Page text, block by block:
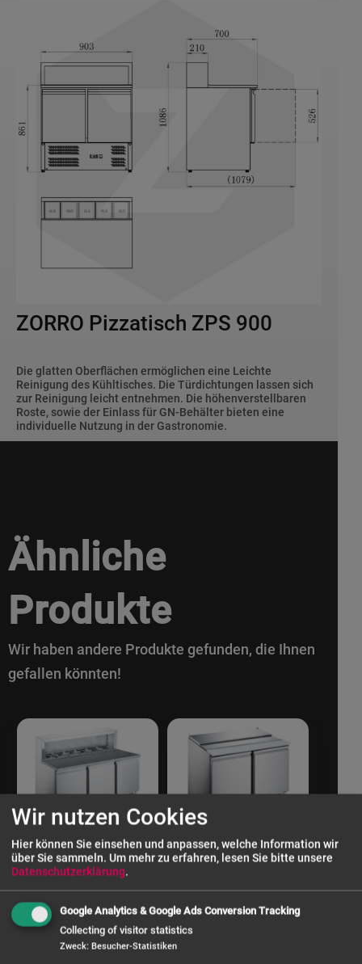
ZORRO Pizzatisch ZPS 900
Die glatten Oberflächen ermöglichen eine Leichte
Reinigung des Kühltisches. Die Türdichtungen lassen sich
zur Reinigung leicht entnehmen. Die höhenverstellbaren
Roste, sowie der Einlass für GN-Behälter bieten eine
individuelle Nutzung in der Gastronomie.
Ähnliche
Produkte
Wir haben andere Produkte gefunden, die Ihnen
gefallen könnten!
Wir nutzen Cookies
Hier können Sie einsehen und anpassen, welche Information wir
über Sie sammeln. Um mehr zu erfahren, lesen Sie bitte unsere
Datenschutzerklärung.
Google Analytics & Google Ads Conversion Tracking
Collecting of visitor statistics
Zweck: Besucher-Statistiken